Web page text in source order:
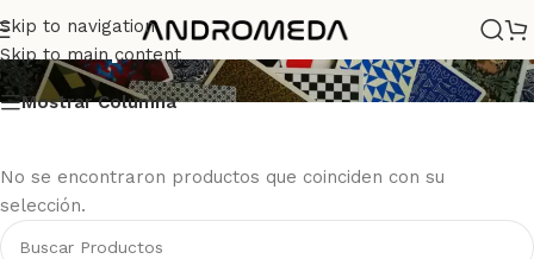
Skip to navigation
Skip to main content
Destapador
Mostrar Columna
No se encontraron productos que coinciden con su
selección.